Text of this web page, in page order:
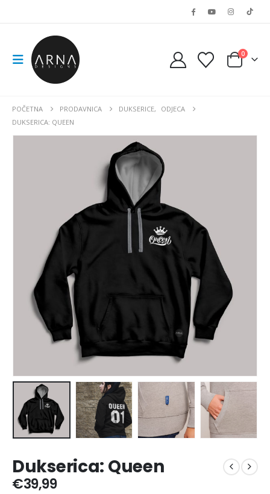
0
POČETNA PRODAVNICA DUKSERICE,
ODJECA
DUKSERICA: QUEEN
Dukserica: Queen
€39,99